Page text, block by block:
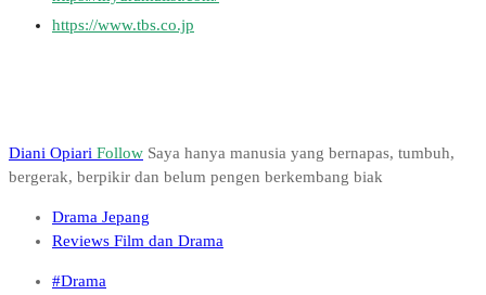
https://www.tbs.co.jp
Diani Opiari Follow Saya hanya manusia yang bernapas, tumbuh,
bergerak, berpikir dan belum pengen berkembang biak
Drama Jepang
Reviews Film dan Drama
#Drama